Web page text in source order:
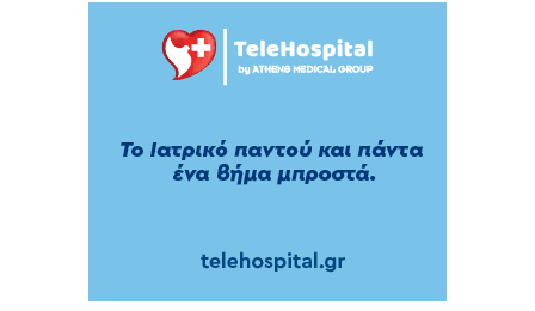
Φρούτα, σακχαρώδης διαβήτης και
τραυματίσουν τη σπονδυλική σας στήλη!
Κρίσιμες ελλείψεις αίματος – Έκκληση για